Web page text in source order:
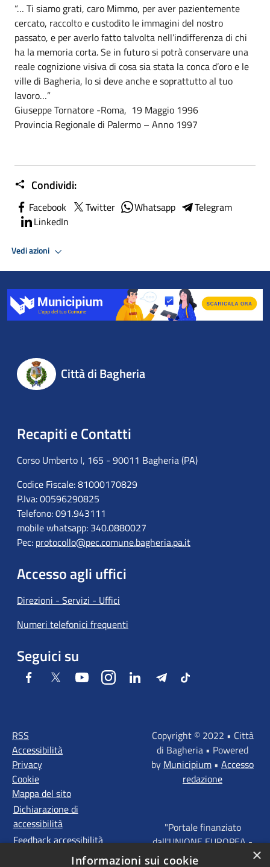
“… Ti siamo grati, caro Mimmo, per aver pazientemente
cercato, raccolto e custodito le immagini del nostro
passato, e per averlo fatto talvolta nell’indifferenza di chi
ha la memoria corta. Se in futuro si potrà conservare una
reale cognizione visiva di cosa sia stata la conca d’oro e le
ville di Bagheria, lo si deve anche e soprattutto al tuo
lavoro…”
Giuseppe Tornatore -Roma, 19 Maggio 1996
Provincia Regionale di Palermo – Anno 1997
Condividi:
Facebook Twitter Whatsapp
Telegram
LinkedIn
Vedi azioni
Città di Bagheria
Recapiti e Contatti
Corso Umberto I, 165 - 90011 Bagheria (PA)
Codice Fiscale: 81000170829
P.Iva: 00596290825
Telefono: 091.943111
mobile whatsapp: 340.0880027
Pec: protocollo@pec.comune.bagheria.pa.it
Accesso agli uffici
Direzioni - Servizi - Uffici
Numeri telefonici frequenti
Seguici su
Facebook Twitter YoutubeInstagramLinkedIn TelegramTiktok
RSS
Accessibilità
Privacy
Cookie
Mappa del sito
Dichiarazione di
accessibilità
Feedback accessibilità
Copyright © 2022 • Città
di Bagheria • Powered
by Municipium • Accesso
redazione
"Portale finanziato
dall'UNIONE EUROPEA -
FONDI STRUTTURALI
×
Informazioni sui cookie